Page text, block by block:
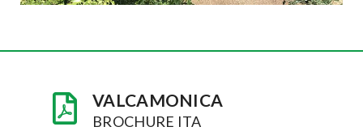
VALCAMONICA
BROCHURE ITA